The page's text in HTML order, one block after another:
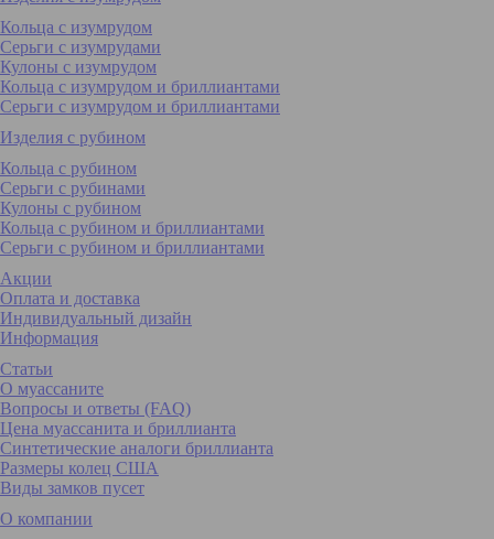
Кольца с изумрудом
Серьги с изумрудами
Кулоны с изумрудом
Кольца с изумрудом и бриллиантами
Серьги с изумрудом и бриллиантами
Изделия с рубином
Кольца с рубином
Серьги с рубинами
Кулоны с рубином
Кольца с рубином и бриллиантами
Серьги с рубином и бриллиантами
Акции
Оплата и доставка
Индивидуальный дизайн
Информация
Статьи
О муассаните
Вопросы и ответы (FAQ)
Цена муассанита и бриллианта
Синтетические аналоги бриллианта
Размеры колец США
Виды замков пусет
О компании